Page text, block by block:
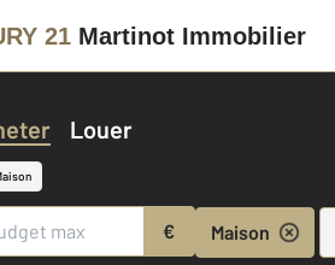
21 Martinot Immobilier
Louer
€ Maison